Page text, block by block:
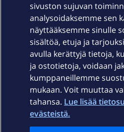
Laitteet & liittymät
Palvelut
Ajankohtaista
sivuston sujuvan
analysoidaksemme sen
näyttääksemme sinulle
sisältöä, etuja ja
avulla kerättyjä tietoja,
ja ostotietoja, voidaan
kumppaneillemme
mukaan. Voit muuttaa
tahansa. Lue lisää
evästeistä.